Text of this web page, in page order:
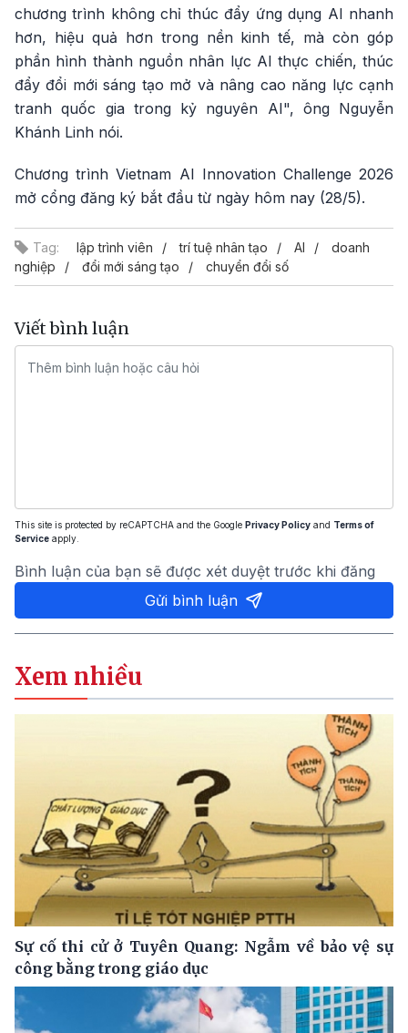
chương trình không chỉ thúc đẩy ứng dụng AI nhanh
hơn, hiệu quả hơn trong nền kinh tế, mà còn góp
phần hình thành nguồn nhân lực AI thực chiến, thúc
đẩy đổi mới sáng tạo mở và nâng cao năng lực cạnh
tranh quốc gia trong kỷ nguyên AI", ông Nguyễn
Khánh Linh nói.
Chương trình Vietnam AI Innovation Challenge 2026
mở cổng đăng ký bắt đầu từ ngày hôm nay (28/5).
Tag: lập trình viên trí tuệ nhân tạo AI
doanh
nghiệp
đổi mới sáng tạo chuyển đổi số
Viết bình luận
This site is protected by reCAPTCHA and the Google Privacy Policy and Terms of
Service apply.
Bình luận của bạn sẽ được xét duyệt trước khi đăng
Gửi bình luận
Xem nhiều
Sự cố thi cử ở Tuyên Quang: Ngẫm về bảo vệ sự
công bằng trong giáo dục